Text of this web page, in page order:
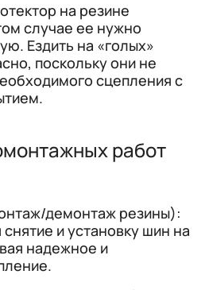
на резине
случае ее нужно
Ездить на «голых»
поскольку они не
сцепления с
работ
демонтаж резины):
и установку шин на
надежное и